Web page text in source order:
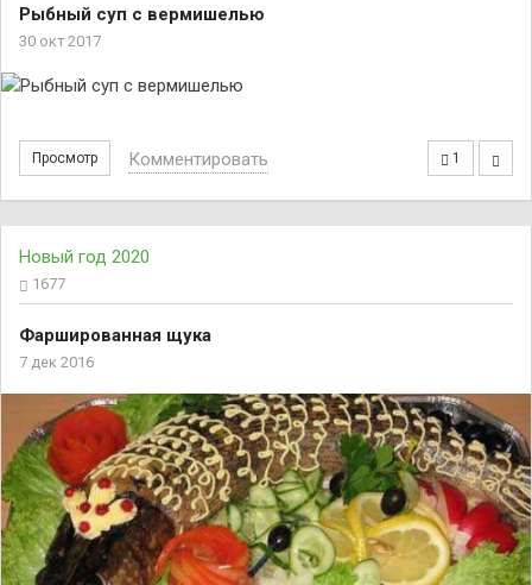
Рыбный суп с вермишелью
30 окт 2017
Просмотр 1
Комментировать
Новый год 2020
1677
Фаршированная щука
7 дек 2016